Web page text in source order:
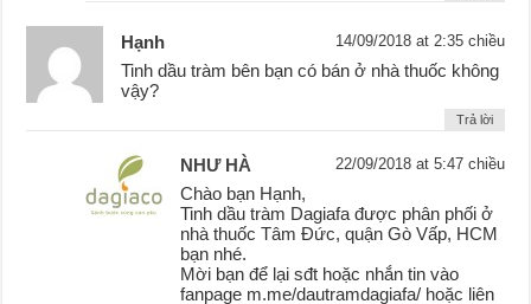
Hạnh 14/09/2018 at 2:35 chiều
Tinh dầu tràm bên bạn có bán ở nhà thuốc không
vậy?
Trả lời
NHƯ HÀ 22/09/2018 at 5:47 chiều
Chào bạn Hạnh,
Tinh dầu tràm Dagiafa được phân phối ở
nhà thuốc Tâm Đức, quận Gò Vấp, HCM
bạn nhé.
Mời bạn để lại sđt hoặc nhắn tin vào
fanpage m.me/dautramdagiafa/ hoặc liên